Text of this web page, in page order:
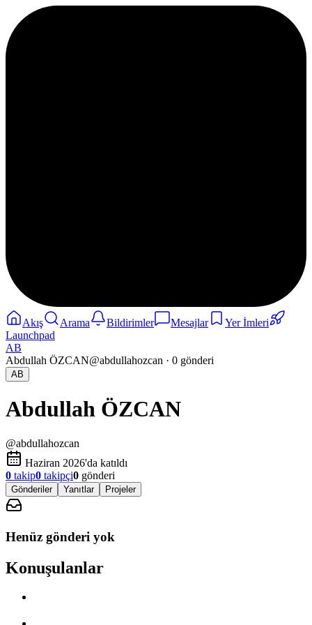
Akış Arama Bildirimler Mesajlar
Yer İmleri
Launchpad
AB
Abdullah ÖZCAN@abdullahozcan · 0 gönderi
AB
Abdullah ÖZCAN
@abdullahozcan
Haziran 2026'da katıldı
0 takip0 takipçi0 gönderi
Gönderiler Yanıtlar Projeler
Henüz gönderi yok
Konuşulanlar